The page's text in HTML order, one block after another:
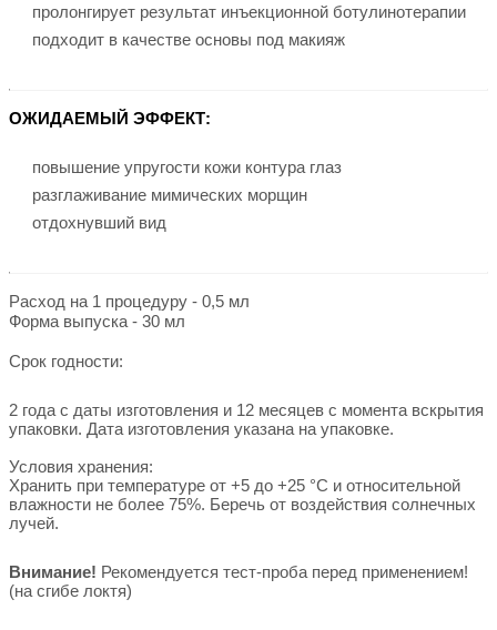
пролонгирует результат инъекционной ботулинотерапии
подходит в качестве основы под макияж
ОЖИДАЕМЫЙ ЭФФЕКТ:
повышение упругости кожи контура глаз
разглаживание мимических морщин
отдохнувший вид
Расход на 1 процедуру - 0,5 мл
Форма выпуска - 30 мл
Срок годности:
2 года с даты изготовления и 12 месяцев с момента вскрытия
упаковки. Дата изготовления указана на упаковке.
Условия хранения:
Хранить при температуре от +5 до +25 °С и относительной
влажности не более 75%. Беречь от воздействия солнечных
лучей.
Внимание! Рекомендуется тест-проба перед применением!
(на сгибе локтя)